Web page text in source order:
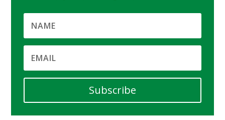
Subscribe